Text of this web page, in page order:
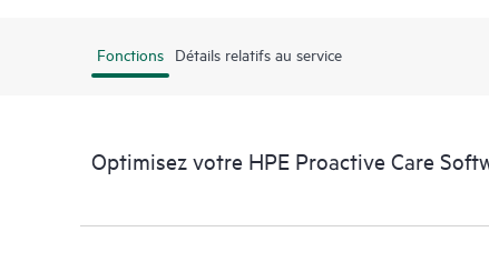
Fonctions Détails relatifs au service
Optimisez votre HPE Proactive Care